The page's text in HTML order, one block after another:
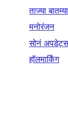
ताज्या बातम्या
मनोरंजन
सोनं अपडेट्स
हॉलमार्किंग